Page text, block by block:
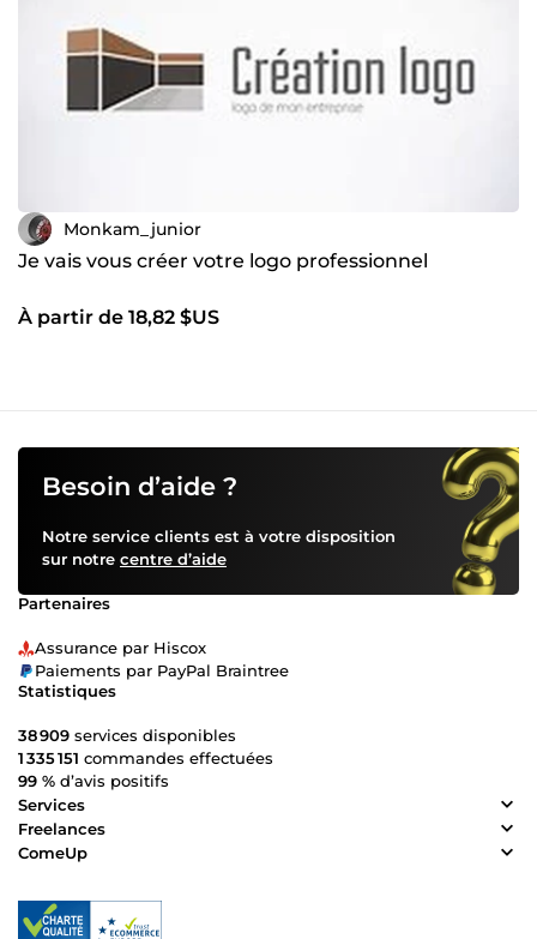
Monkam_junior
Je vais vous créer votre logo professionnel
À partir de 18,82 $US
Besoin d’aide ?
Notre service clients est à votre disposition
sur notre centre d’aide
Partenaires
Assurance par Hiscox
Paiements par PayPal Braintree
Statistiques
38 909 services disponibles
1 335 151 commandes effectuées
99 % d’avis positifs
Services
Freelances
ComeUp